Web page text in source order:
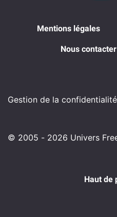
Mentions légales
Nous contacter
Gestion de la confidentialité
© 2005 - 2026 Univers
Haut de